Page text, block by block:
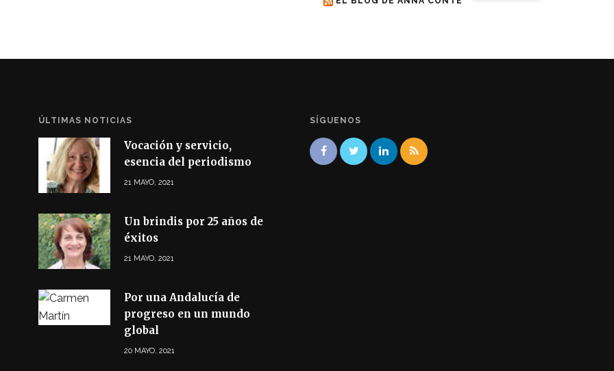
ÚLTIMAS NOTICIAS
Vocación y servicio,
esencia del periodismo
21 MAYO, 2021
Un brindis por 25 años de
éxitos
21 MAYO, 2021
Por una Andalucía de
progreso en un mundo
global
20 MAYO, 2021
SÍGUENOS